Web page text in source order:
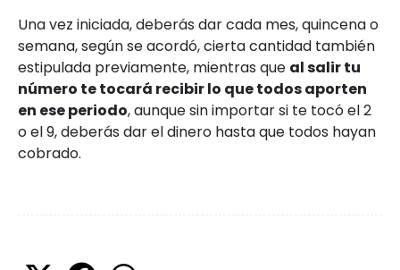
Una vez iniciada, deberás dar cada mes, quincena o
semana, según se acordó, cierta cantidad también
estipulada previamente, mientras que al salir tu
número te tocará recibir lo que todos aporten
en ese periodo, aunque sin importar si te tocó el 2
o el 9, deberás dar el dinero hasta que todos hayan
cobrado.